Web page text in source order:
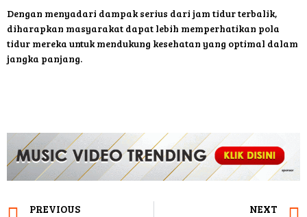
Dengan menyadari dampak serius dari jam tidur terbalik,
diharapkan masyarakat dapat lebih memperhatikan pola
tidur mereka untuk mendukung kesehatan yang optimal dalam
jangka panjang.
PREVIOUS NEXT